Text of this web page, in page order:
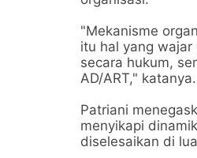
"Mekanisme
itu hal yang
secara hukum,
AD/ART," katanya.
Patriani
menyikapi
diselesaikan di